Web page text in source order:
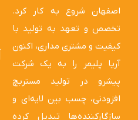
اصفهان شروع به کار کرد.
تخصص و تعهد به تولید با
کیفیت و مشتری مداری، اکنون
آریا پلیمر را به یک شرکت
پیشرو در تولید مستربچ
افزودنی، چسب بین لایه‌ای و
سازگارکننده‌ها تبدیل کرده